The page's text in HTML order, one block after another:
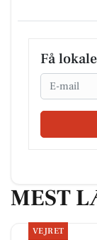
Få
Email
MEST
VEJRET